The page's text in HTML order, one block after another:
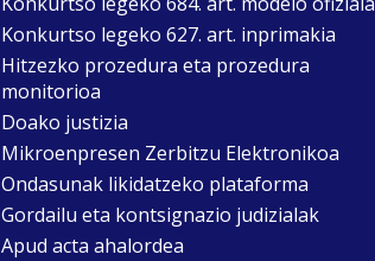
Konkurtso legeko 627. art. inprimakia
Hitzezko prozedura eta prozedura
monitorioa
Doako justizia
Mikroenpresen Zerbitzu Elektronikoa
Ondasunak likidatzeko plataforma
Gordailu eta kontsignazio judizialak
Apud acta ahalordea